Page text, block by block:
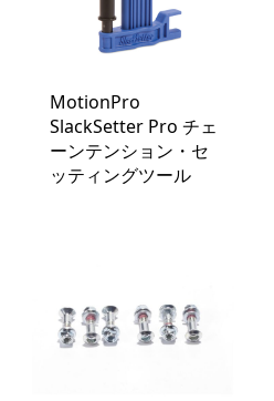
MotionPro
SlackSetter Pro チェ
ーンテンション・セ
ッティングツール